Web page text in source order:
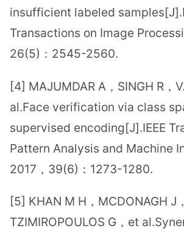
insufficient labeled
Transactions on Image
26(5)：2545-2560.
[4] MAJUMDAR A，SINGH R，
al.Face verification via class
supervised encoding[J].IEEE
Pattern Analysis and Machine
2017，39(6)：1273-1280.
[5] KHAN M H，MCDONAGH J，
TZIMIROPOULOS G，et